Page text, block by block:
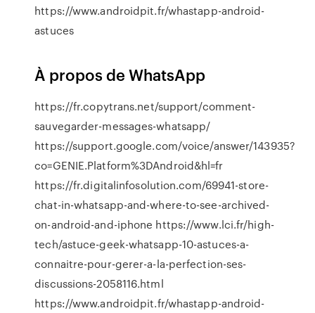
https://www.androidpit.fr/whastapp-android-
astuces
À propos de WhatsApp
https://fr.copytrans.net/support/comment-
sauvegarder-messages-whatsapp/
https://support.google.com/voice/answer/143935?
co=GENIE.Platform%3DAndroid&hl=fr
https://fr.digitalinfosolution.com/69941-store-
chat-in-whatsapp-and-where-to-see-archived-
on-android-and-iphone https://www.lci.fr/high-
tech/astuce-geek-whatsapp-10-astuces-a-
connaitre-pour-gerer-a-la-perfection-ses-
discussions-2058116.html
https://www.androidpit.fr/whastapp-android-